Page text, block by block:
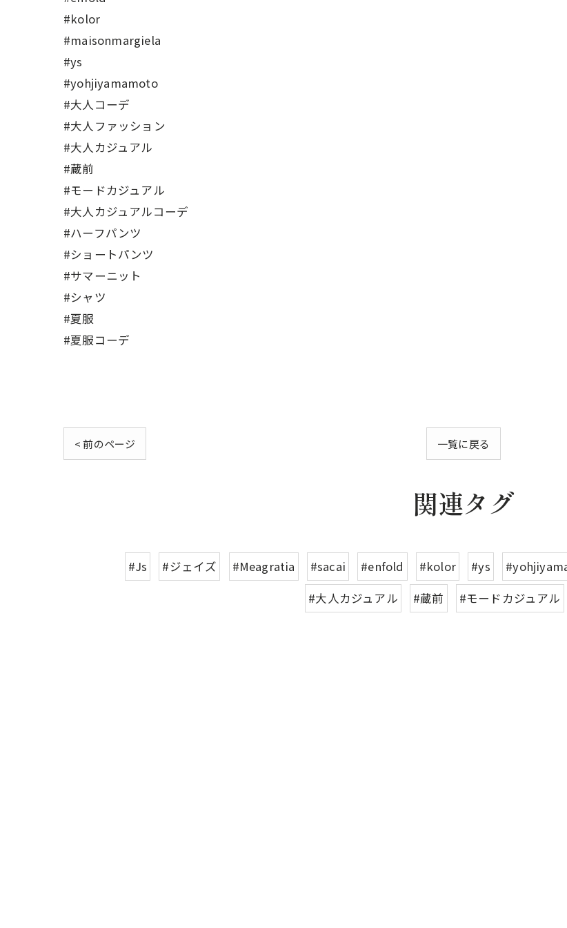
#kolor
#maisonmargiela
#ys
#yohjiyamamoto
#大人コーデ
#大人ファッション
#大人カジュアル
#蔵前
#モードカジュアル
#大人カジュアルコーデ
#ハーフパンツ
#ショートパンツ
#サマーニット
#シャツ
#夏服
#夏服コーデ
< 前のページ 一覧に戻る
関連タグ
#Js #ジェイズ #Meagratia #sacai #enfold #kolor #ys
#大人カジュアル
#蔵前 #モードカジュアル